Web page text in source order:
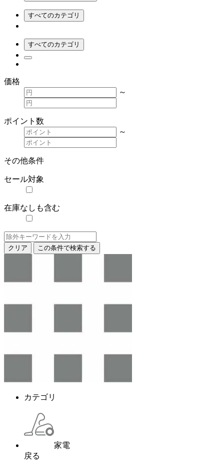
すべてのカテゴリ
すべてのカテゴリ
価格
～
ポイント数
～
その他条件
セール対象
在庫なしも含む
クリア この条件で検索する
カテゴリ
家電
戻る